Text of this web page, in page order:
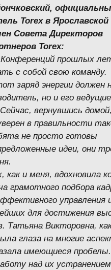
Torex в Ярославской
Совета Директоров
Torex:
прошлых
с собой свою команду.
заряд энергии должен
но и его ведущие
вернувшись домой,
в правильности
не просто готовы
идеи, они
как и меня, вдохновила
грамотного подбора
управления
для достижения
Татьяна Викторовна,
глаза на многие
имеющиеся
над их